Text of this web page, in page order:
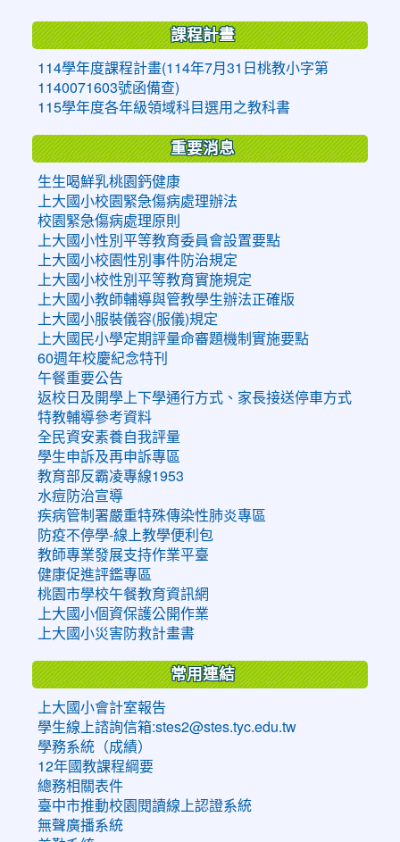
課程計畫
114學年度課程計畫(114年7月31日桃教小字第
1140071603號函備查)
115學年度各年級領域科目選用之教科書
重要消息
生生喝鮮乳桃園鈣健康
上大國小校園緊急傷病處理辦法
校園緊急傷病處理原則
上大國小性別平等教育委員會設置要點
上大國小校園性別事件防治規定
上大國小校性別平等教育實施規定
上大國小教師輔導與管教學生辦法正確版
上大國小服裝儀容(服儀)規定
上大國民小學定期評量命審題機制實施要點
60週年校慶紀念特刊
午餐重要公告
返校日及開學上下學通行方式、家長接送停車方式
特教輔導參考資料
全民資安素養自我評量
學生申訴及再申訴專區
教育部反霸凌專線1953
水痘防治宣導
疾病管制署嚴重特殊傳染性肺炎專區
防疫不停學-線上教學便利包
教師專業發展支持作業平臺
健康促進評鑑專區
桃園市學校午餐教育資訊網
上大國小個資保護公開作業
上大國小災害防救計畫書
常用連結
上大國小會計室報告
學生線上諮詢信箱:stes2@stes.tyc.edu.tw
學務系統（成績）
12年國教課程綱要
總務相關表件
臺中市推動校園閱讀線上認證系統
無聲廣播系統